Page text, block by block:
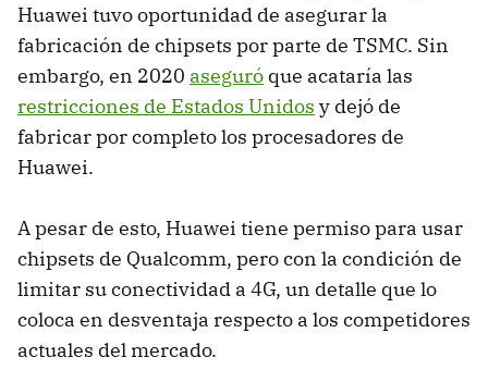
Huawei tuvo oportunidad de asegurar la
fabricación de chipsets por parte de TSMC. Sin
embargo, en 2020 aseguró que acataría las
restricciones de Estados Unidos y dejó de
fabricar por completo los procesadores de
Huawei.
A pesar de esto, Huawei tiene permiso para usar
chipsets de Qualcomm, pero con la condición de
limitar su conectividad a 4G, un detalle que lo
coloca en desventaja respecto a los competidores
actuales del mercado.